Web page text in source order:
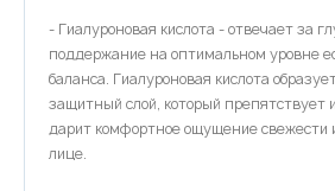
- Гиалуроновая кислота - отвечает за
поддержание на оптимальном уровне
баланса. Гиалуроновая кислота
защитный слой, который препятствует
дарит комфортное ощущение свежести
лице.